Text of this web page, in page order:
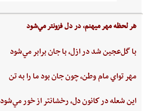
هر لحظه‌ مهر ميهنم،‌ در دل‌ فزونتر مي‌شود
با گل‌عجين‌ شد در ازل،‌ با جان‌ برابر مي‌شود
مهر تواي ‌مام ‌وطن،‌ چون‌ جان‌ بود ما را به‌ تن
اين ‌شعله ‌در كانون ‌دل، ‌رخشانتر از خور مي‌شود